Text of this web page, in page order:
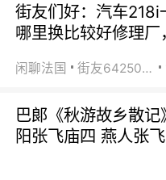
街友们好：汽车218i
哪里换比较好修理
闲聊法国 街友64250024
巴郞《秋游故乡散
阳张飞庙四 燕人张飞